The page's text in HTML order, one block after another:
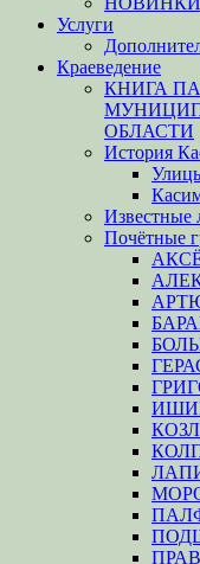
Услуги
Краеведение
КНИГА
ОБЛАСТИ
История
Известные
Почётные